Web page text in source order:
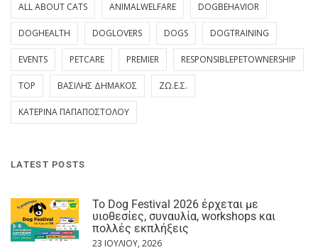
ALL ABOUT CATS ANIMALWELFARE DOGBEHAVIOR
DOGHEALTH DOGLOVERS DOGS DOGTRAINING
EVENTS PETCARE PREMIER RESPONSIBLEPETOWNERSHIP
TOP ΒΑΣΊΛΗΣ ΔΗΜΆΚΟΣ ΖΩ.Ε.Σ.
ΚΑΤΕΡΊΝΑ ΠΑΠΑΠΟΣΤΌΛΟΥ
LATEST POSTS
Το Dog Festival 2026 έρχεται με
υιοθεσίες, συναυλία, workshops και
πολλές εκπλήξεις
23 ΙΟΥΛΊΟΥ, 2026